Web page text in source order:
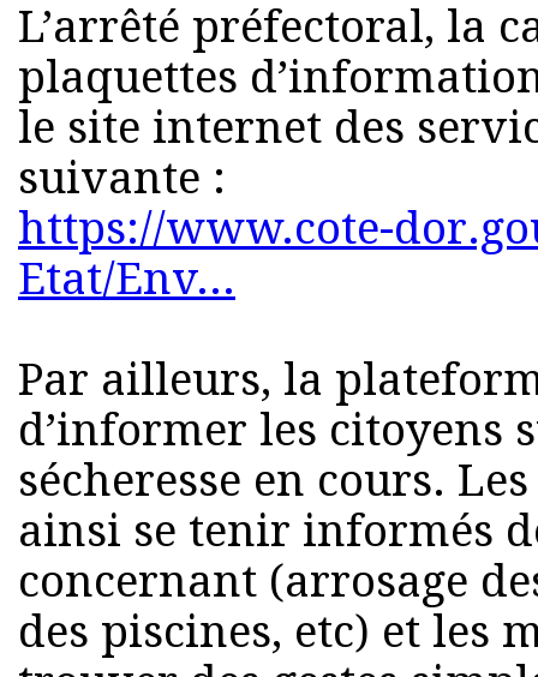
L’arrêté préfectoral, la
plaquettes
le site internet des
suivante :
https://www.cote-
Etat/Env...
Par ailleurs, la
d’informer les citoyens
sécheresse en cours.
ainsi se tenir informés
concernant (arrosage
des piscines, etc) et les